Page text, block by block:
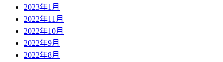
2023年1月
2022年11月
2022年10月
2022年9月
2022年8月